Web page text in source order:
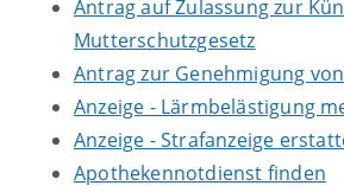
Antrag auf Zulassung zur
Mutterschutzgesetz
Antrag zur Genehmigung
Anzeige - Lärmbelästigung
Anzeige - Strafanzeige
Apothekennotdienst finden